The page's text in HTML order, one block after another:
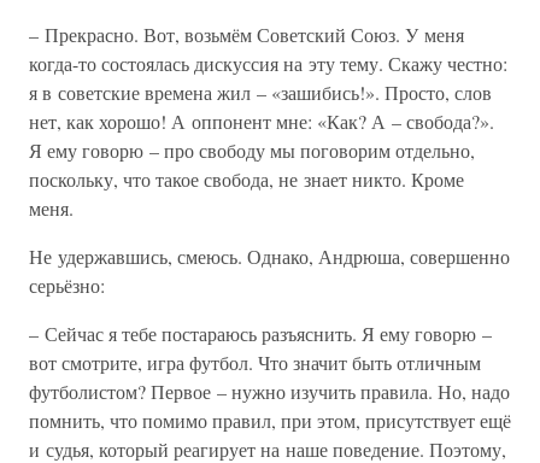
– Прекрасно. Вот, возьмём Советский Союз. У меня
когда-то состоялась дискуссия на эту тему. Скажу честно:
я в советские времена жил – «зашибись!». Просто, слов
нет, как хорошо! А оппонент мне: «Как? А – свобода?».
Я ему говорю – про свободу мы поговорим отдельно,
поскольку, что такое свобода, не знает никто. Кроме
меня.
Не удержавшись, смеюсь. Однако, Андрюша, совершенно
серьёзно:
– Сейчас я тебе постараюсь разъяснить. Я ему говорю –
вот смотрите, игра футбол. Что значит быть отличным
футболистом? Первое – нужно изучить правила. Но, надо
помнить, что помимо правил, при этом, присутствует ещё
и судья, который реагирует на наше поведение. Поэтому,